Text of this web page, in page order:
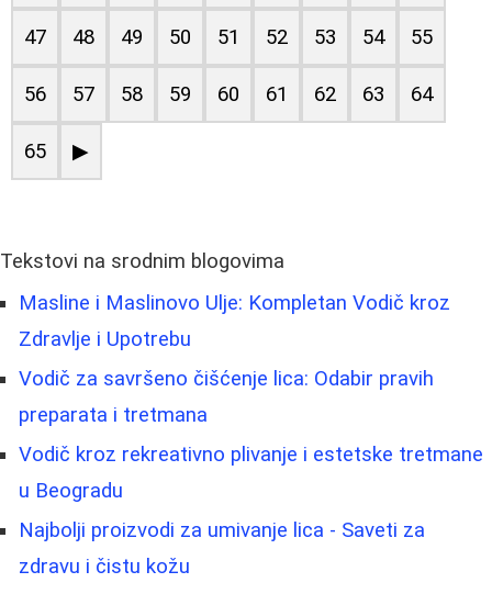
47 48 49 50 51 52 53 54 55
56 57 58 59 60 61 62 63 64
65 ▶
Tekstovi na srodnim blogovima
Masline i Maslinovo Ulje: Kompletan Vodič kroz
Zdravlje i Upotrebu
Vodič za savršeno čišćenje lica: Odabir pravih
preparata i tretmana
Vodič kroz rekreativno plivanje i estetske tretmane
u Beogradu
Najbolji proizvodi za umivanje lica - Saveti za
zdravu i čistu kožu